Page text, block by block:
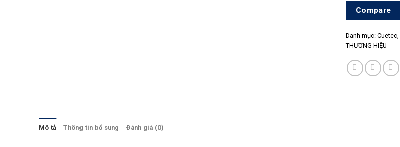
Compare
Danh mục: Cuetec,
THƯƠNG HIỆU
Mô tả Thông tin bổ sung Đánh giá (0)